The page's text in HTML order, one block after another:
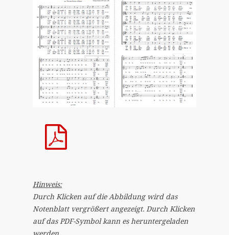
Hinweis:
Durch Klicken auf die Abbildung wird das
Notenblatt vergrößert angezeigt.Durch Klicken
auf das PDF-Symbol kann es heruntergeladen